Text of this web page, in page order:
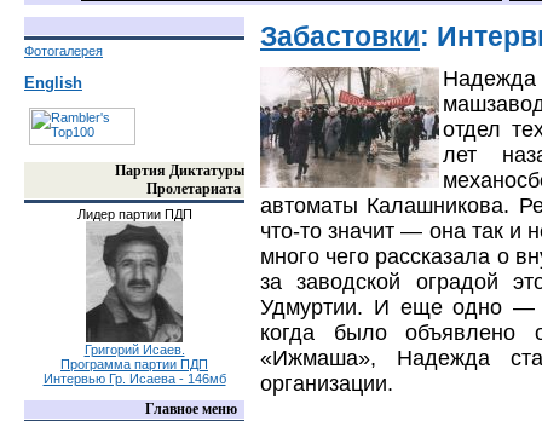
Фотогалерея
English
Партия Диктатуры
Пролетариата
Лидер партии ПДП
Григорий Исаев.
Программа партии ПДП
Интервью Гр. Исаева - 146мб
Главное меню
Забастовки:
отдел
лет
автоматы Калашникова.
что-то значит — она так и
много чего рассказала о
за заводской оградой
Удмуртии. И еще одно —
когда было объявлено
«Ижмаша», Надежда
организации.